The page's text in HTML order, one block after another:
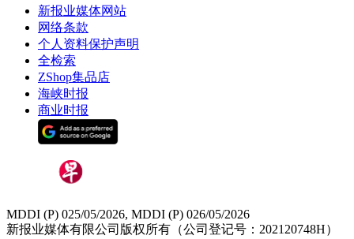
新报业媒体网站
网络条款
个人资料保护声明
全检索
ZShop集品店
海峡时报
商业时报
MDDI (P) 025/05/2026, MDDI (P) 026/05/2026
新报业媒体有限公司版权所有（公司登记号：202120748H）